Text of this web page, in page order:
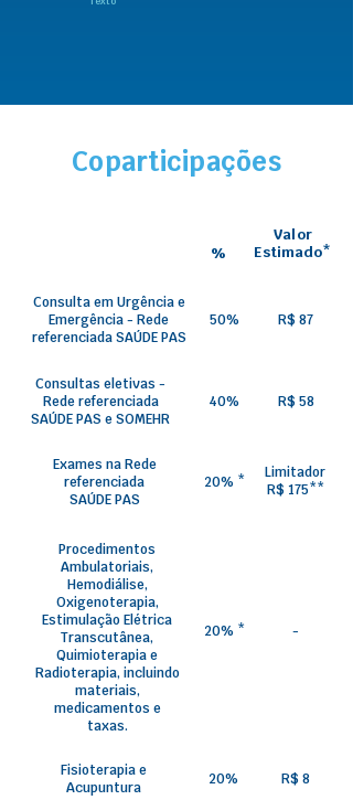
Coparticipações
%
Valor
Estimado*
Consulta em Urgência e
Emergência - Rede
referenciada SAÚDE PAS
50% R$ 87
Consultas eletivas -
Rede referenciada
SAÚDE PAS e SOMEHR
40% R$ 58
Exames na Rede
referenciada
SAÚDE PAS
20% *
Limitador
R$ 175**
Procedimentos
Ambulatoriais,
Hemodiálise,
Oxigenoterapia,
Estimulação Elétrica
Transcutânea,
Quimioterapia e
Radioterapia, incluindo
materiais,
medicamentos e
taxas.
20% * -
Fisioterapia e
Acupuntura
20% R$ 8